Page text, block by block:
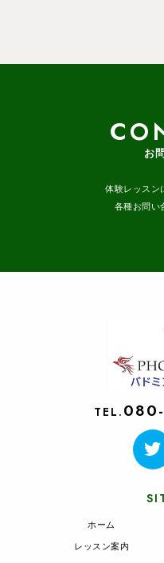
お
体験レッスン
各種お問い
TEL.
ホーム
レッスン案内